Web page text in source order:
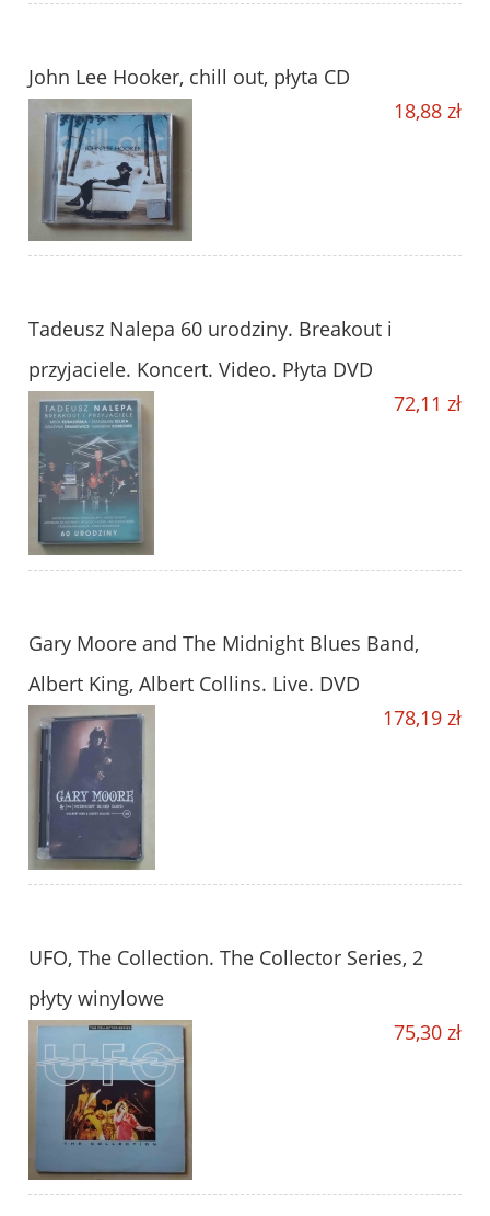
John Lee Hooker, chill out, płyta CD
18,88 zł
Tadeusz Nalepa 60 urodziny. Breakout i
przyjaciele. Koncert. Video. Płyta DVD
72,11 zł
Gary Moore and The Midnight Blues Band,
Albert King, Albert Collins. Live. DVD
178,19 zł
UFO, The Collection. The Collector Series, 2
płyty winylowe
75,30 zł